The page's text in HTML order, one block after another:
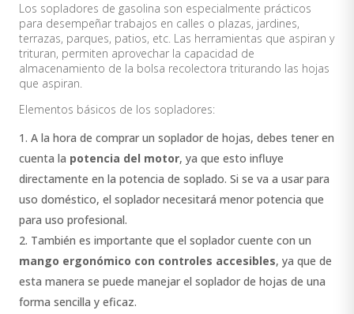
Los sopladores de gasolina son especialmente prácticos
para desempeñar trabajos en calles o plazas, jardines,
terrazas, parques, patios, etc. Las herramientas que aspiran y
trituran, permiten aprovechar la capacidad de
almacenamiento de la bolsa recolectora triturando las hojas
que aspiran.
Elementos básicos de los sopladores:
A la hora de comprar un soplador de hojas, debes tener en
cuenta la potencia del motor, ya que esto influye
directamente en la potencia de soplado. Si se va a usar para
uso doméstico, el soplador necesitará menor potencia que
para uso profesional.
También es importante que el soplador cuente con un
mango ergonómico con controles accesibles, ya que de
esta manera se puede manejar el soplador de hojas de una
forma sencilla y eficaz.